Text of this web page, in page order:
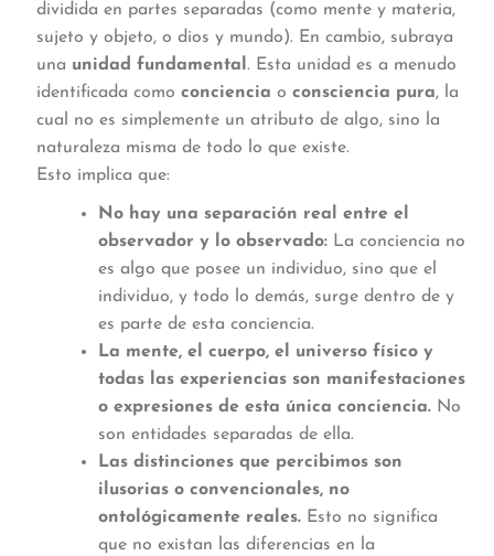
dividida en partes separadas (como mente y materia,
sujeto y objeto, o dios y mundo). En cambio, subraya
una unidad fundamental. Esta unidad es a menudo
identificada como conciencia o consciencia pura, la
cual no es simplemente un atributo de algo, sino la
naturaleza misma de todo lo que existe.
Esto implica que:
No hay una separación real entre el
observador y lo observado: La conciencia no
es algo que posee un individuo, sino que el
individuo, y todo lo demás, surge dentro de y
es parte de esta conciencia.
La mente, el cuerpo, el universo físico y
todas las experiencias son manifestaciones
o expresiones de esta única conciencia. No
son entidades separadas de ella.
Las distinciones que percibimos son
ilusorias o convencionales, no
ontológicamente reales. Esto no significa
que no existan las diferencias en la